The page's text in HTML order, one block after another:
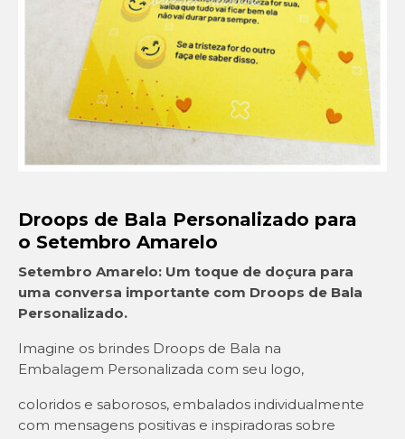
Copa do mundo 2026
Festa Caipira
QUEM SOMOS
CONTATO
Droops de Bala Personalizado para
o Setembro Amarelo
Setembro Amarelo: Um toque de doçura para
uma conversa importante com Droops de Bala
Personalizado.
Imagine os brindes Droops de Bala na
Embalagem Personalizada com seu logo,
coloridos e saborosos, embalados individualmente
com mensagens positivas e inspiradoras sobre